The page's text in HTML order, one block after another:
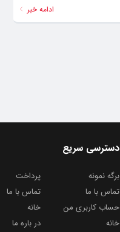
ادامه خبر
دسترسی سریع
برگه نمونه
پرداخت
تماس با ما
تماس با ما
حساب کاربری من
خانه
خانه
در باره ما